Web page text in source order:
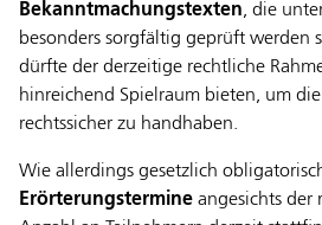
Bekanntmachungstexten, die
besonders sorgfältig geprüft werden
dürfte der derzeitige rechtliche
hinreichend Spielraum bieten, um
rechtssicher zu handhaben.
Wie allerdings gesetzlich
Erörterungstermine angesichts der